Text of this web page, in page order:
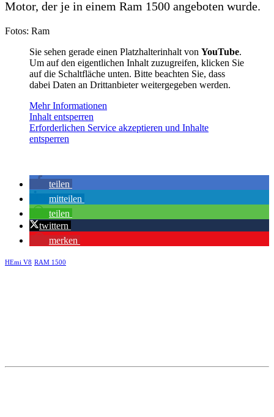
Motor, der je in einem Ram 1500 angeboten wurde.
Fotos: Ram
Sie sehen gerade einen Platzhalterinhalt von YouTube.
Um auf den eigentlichen Inhalt zuzugreifen, klicken Sie
auf die Schaltfläche unten. Bitte beachten Sie, dass
dabei Daten an Drittanbieter weitergegeben werden.
Mehr Informationen
Inhalt entsperren
Erforderlichen Service akzeptieren und Inhalte
entsperren
teilen
mitteilen
teilen
twittern
merken
HEmi V8 RAM 1500